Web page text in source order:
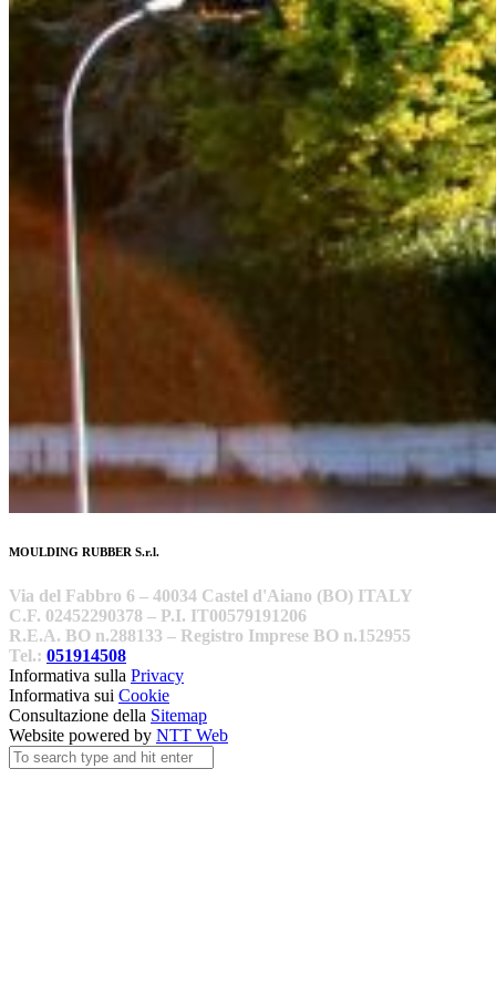
MOULDING RUBBER S.r.l.
Via del Fabbro 6 – 40034 Castel d'Aiano (BO) ITALY
C.F. 02452290378 – P.I. IT00579191206
R.E.A. BO n.288133 – Registro Imprese BO n.152955
Tel.: 051914508
Informativa sulla Privacy
Informativa sui Cookie
Consultazione della Sitemap
Website powered by NTT Web